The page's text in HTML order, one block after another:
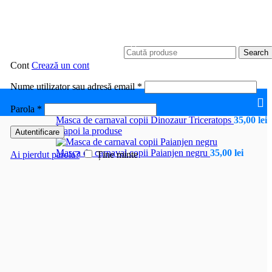
Search
Cont Crează un cont
Nume utilizator sau adresă email*
Parola *
Autentificare
Ai pierdut parola? Ține minte
Masca de carnaval copii Dinozaur Triceratops 35,00 lei
Înapoi la produse
Masca de carnaval copii Paianjen negru 35,00 lei